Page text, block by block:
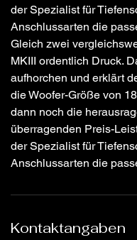
der Spezialist für
Anschlussarten die
Gleich zwei
MKIII ordentlich Druck.
aufhorchen und erklärt
die Woofer-Größe von
dann noch die
überragenden Preis-
der Spezialist für
Anschlussarten die
Kontaktangaben